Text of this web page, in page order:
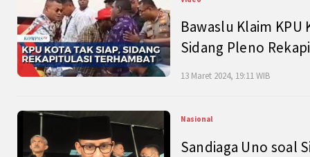
Bawaslu Klaim
Sidang Pleno
13 Maret 2024, 19:11 WIB
Nasional
Sandiaga Uno soal